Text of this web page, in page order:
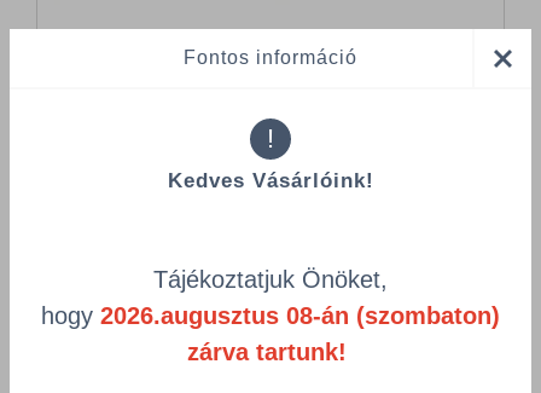
Összes termék (a rendezéshez - SZŰRÉS - kattints a lenti
Termékek oldalanként
grid.filter.title.mobile
Cikkszám g/m²
Fontos információ
!
Kedves Vásárlóink!
Tájékoztatjuk Önöket,
hogy 2026.augusztus 08-án (szombaton)
zárva tartunk!